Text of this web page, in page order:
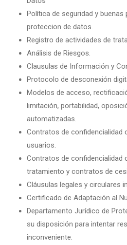
Política de seguridad y
proteccion de datos.
Registro de actividades de
Análisis de Riesgos.
Clausulas de Información y
Protocolo de desconexión
Modelos de acceso,
limitación, portabilidad,
automatizadas.
Contratos de confidencialidad
usuarios.
Contratos de confidencialidad
tratamiento y contratos de
Cláusulas legales y circulares
Certificado de Adaptación al
Departamento Jurídico de
su disposición para intentar
inconveniente.